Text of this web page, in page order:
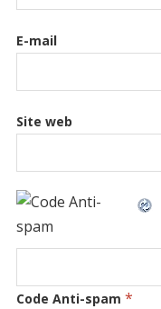
E-mail
Site web
Code Anti-spam *